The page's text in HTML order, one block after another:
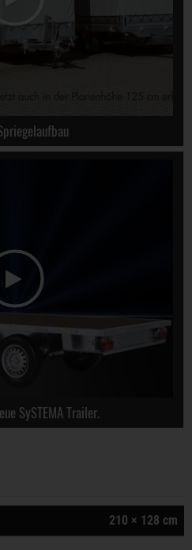
SySTEMA Trailer.
210 × 128 cm